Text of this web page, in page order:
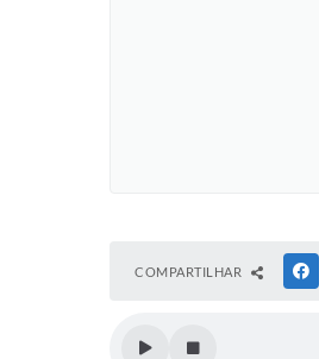
COMPARTILHAR